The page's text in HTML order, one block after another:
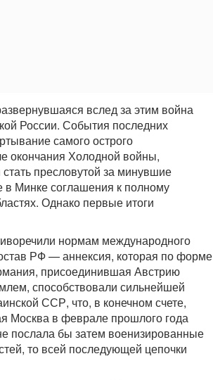
вслед за этим война
России. События последних
самого острого
окончания Холодной войны,
пресловутой за минувшие
в Минке соглашения к полному
Однако первые итоги
нормам международного
РФ — аннексия, которая по форме
присоединившая Австрию
способствовали сильнейшей
ССР, что, в конечном счете,
Москва в феврале прошлого года
послала бы затем военизированные
то всей последующей цепочки